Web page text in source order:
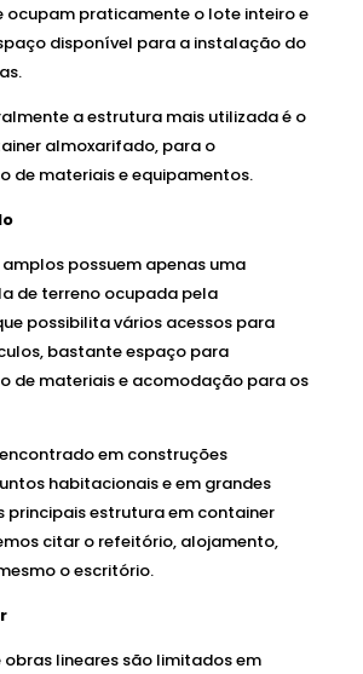
ocupam praticamente o lote inteiro e
disponível para a instalação do
a estrutura mais utilizada é o
almoxarifado, para o
de materiais e equipamentos.
possuem apenas uma
de terreno ocupada pela
possibilita vários acessos para
bastante espaço para
de materiais e acomodação para os
em construções
habitacionais e em grandes
principais estrutura em container
citar o refeitório, alojamento,
o escritório.
obras lineares são limitados em